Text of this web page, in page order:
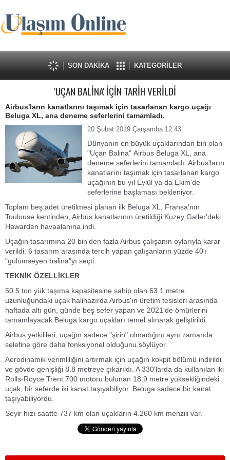
SON DAKİKA KATEGORİLER
'UÇAN BALİNA' İÇİN TARİH VERİLDİ
Airbus'ların kanatlarını taşımak için tasarlanan kargo uçağı
Beluga XL, ana deneme seferlerini tamamladı.
20 Şubat 2019 Çarşamba 12:43
Dünyanın en büyük uçaklarından biri olan
"Uçan Balina" Airbus Beluga XL, ana
deneme seferlerini tamamladı. Airbus'ların
kanatlarını taşımak için tasarlanan kargo
uçağının bu yıl Eylül ya da Ekim'de
seferlerine başlaması bekleniyor.
Toplam beş adet üretilmesi planan ilk Beluga XL, Fransa'nın
Toulouse kentinden, Airbus kanatlarının üretildiği Kuzey Galler'deki
Hawarden havaalanına indi.
Uçağın tasarımına 20 bin'den fazla Airbus çalışanın oylarıyla karar
verildi. 6 tasarım arasında tercih yapan çalışanların yüzde 40'ı
"gülümseyen balina"yı seçti.
TEKNİK ÖZELLİKLER
50.5 ton yük taşıma kapasitesine sahip olan 63.1 metre
uzunluğundaki uçak halihazırda Airbus'ın üretim tesisleri arasında
haftada altı gün, günde beş sefer yapan ve 2021'de ömürlerini
tamamlayacak Beluga kargo uçakları temel alınarak geliştirildi.
Airbus yetkilileri, uçağın sadece "şirin" olmadığını aynı zamanda
selefine göre daha fonksiyonel olduğunu söylüyor.
Aerodinamik verimliliğini artırmak için uçağın kokpit bölümü indirildi
ve gövde genişliği 8.8 metreye çıkarıldı. A 330'larda da kullanılan iki
Rolls-Royce Trent 700 motoru bulunan 18.9 metre yüksekliğindeki
uçak, bir seferde iki kanat taşıyabiliyor. Beluga sadece bir kanat
taşıyabiliyordu.
Seyir hızı saatte 737 km olan uçakların 4.260 km menzili var.